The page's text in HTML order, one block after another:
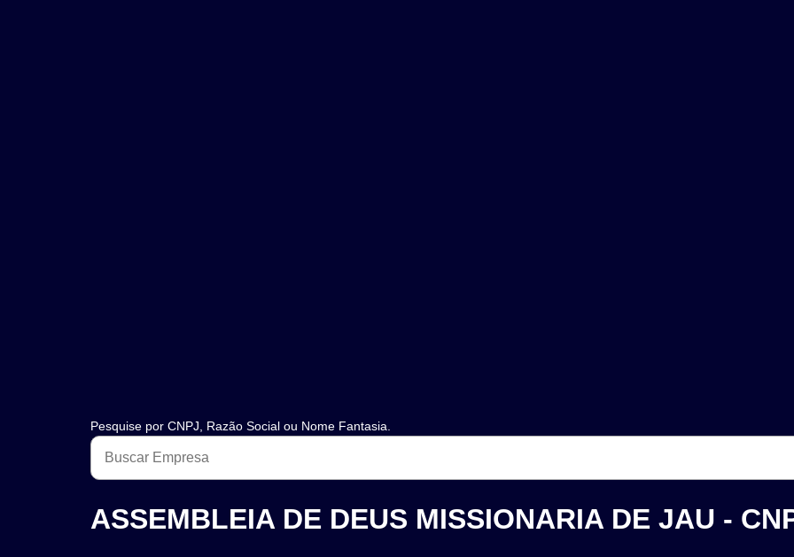
Pesquise por CNPJ, Razão Social ou Nome Fantasia.
ASSEMBLEIA DE DEUS MISSIONARIA DE JAU -